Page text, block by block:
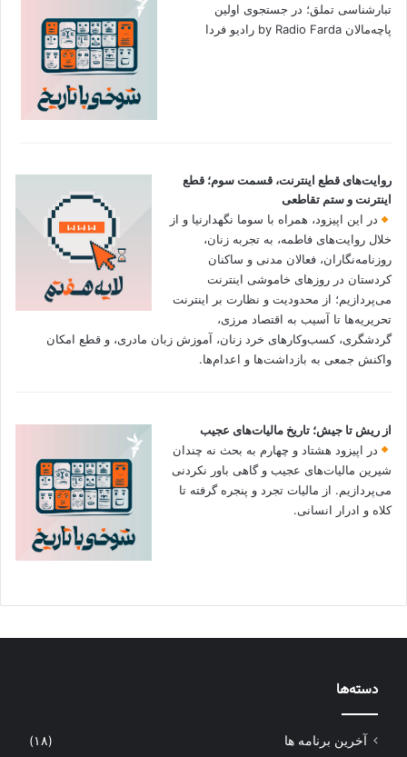
تبارشناسی تملق؛ در جستجوی اولین‌
پاچه‌مالان by Radio Farda رادیو فردا
روایت‌های قطع اینترنت، قسمت سوم؛ قطع
اینترنت و ستم تقاطعی
در این اپیزود، همراه با سوما نگهدارنیا و از
خلال روایت‌های فاطمه، به تجربه زنان،
روزنامه‌نگاران، فعالان مدنی و ساکنان
کردستان در روزهای خاموشی اینترنت
می‌پردازیم؛ از محدودیت و نظارت بر اینترنت
تحریریه‌ها تا آسیب به اقتصاد مرزی،
گردشگری، کسب‌وکارهای خرد زنان، آموزش زبان مادری، و قطع امکان
واکنش جمعی به بازداشت‌ها و اعدام‌ها.
از ریش تا جیش؛ تاریخ مالیات‌های عجیب
در اپیزود هشتاد و چهارم به بحث نه چندان
شیرین مالیات‌های عجیب و گاهی باور نکردنی‌
می‌پردازیم. از مالیات تجرد و پنجره گرفته تا
کلاه و ادرار انسانی.
دسته‌ها
آخرین برنامه ها
(۱۸)